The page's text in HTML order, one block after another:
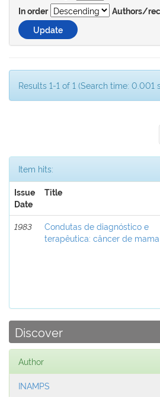
In order
Authors/
Results 1-1 of 1 (Search time: 0.001
Item hits:
Issue
Date
Title
1983
Condutas de diagnóstico e
terapêutica: câncer de mama
Discover
Author
INAMPS